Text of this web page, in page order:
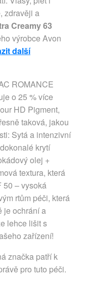
zdravěji a
Creamy 63
výrobce Avon
další
ROMANCE
o 25 % více
HD Pigment,
taková, jakou
Sytá a intenzivní
krytí
olej +
textura, která
50 – vysoká
rtům péči, která
je ochrání a
lehce lišit s
zařízení!
značka patří k
pro tuto péči.